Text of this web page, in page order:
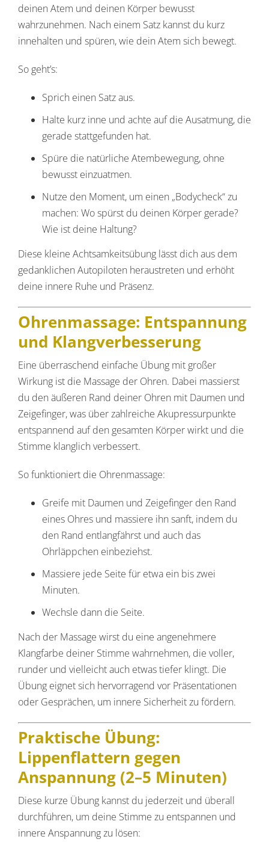
deinen Atem und deinen Körper bewusst
wahrzunehmen. Nach einem Satz kannst du kurz
innehalten und spüren, wie dein Atem sich bewegt.
So geht’s:
Sprich einen Satz aus.
Halte kurz inne und achte auf die Ausatmung, die
gerade stattgefunden hat.
Spüre die natürliche Atembewegung, ohne
bewusst einzuatmen.
Nutze den Moment, um einen „Bodycheck“ zu
machen: Wo spürst du deinen Körper gerade?
Wie ist deine Haltung?
Diese kleine Achtsamkeitsübung lässt dich aus dem
gedanklichen Autopiloten heraustreten und erhöht
deine innere Ruhe und Präsenz.
Ohrenmassage: Entspannung
und Klangverbesserung
Eine überraschend einfache Übung mit großer
Wirkung ist die Massage der Ohren. Dabei massierst
du den äußeren Rand deiner Ohren mit Daumen und
Zeigefinger, was über zahlreiche Akupressurpunkte
entspannend auf den gesamten Körper wirkt und die
Stimme klanglich verbessert.
So funktioniert die Ohrenmassage:
Greife mit Daumen und Zeigefinger den Rand
eines Ohres und massiere ihn sanft, indem du
den Rand entlangfährst und auch das
Ohrläppchen einbeziehst.
Massiere jede Seite für etwa ein bis zwei
Minuten.
Wechsle dann die Seite.
Nach der Massage wirst du eine angenehmere
Klangfarbe deiner Stimme wahrnehmen, die voller,
runder und vielleicht auch etwas tiefer klingt. Die
Übung eignet sich hervorragend vor Präsentationen
oder Gesprächen, um innere Sicherheit zu fördern.
Praktische Übung:
Lippenflattern gegen
Anspannung (2–5 Minuten)
Diese kurze Übung kannst du jederzeit und überall
durchführen, um deine Stimme zu entspannen und
innere Anspannung zu lösen: